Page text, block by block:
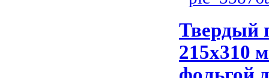
Твердый
215х310